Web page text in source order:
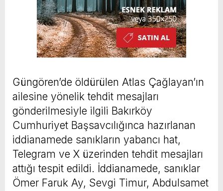
Güngören’de öldürülen Atlas Çağlayan’ın
ailesine yönelik tehdit mesajları
gönderilmesiyle ilgili Bakırköy
Cumhuriyet Başsavcılığınca hazırlanan
iddianamede sanıkların yabancı hat,
Telegram ve X üzerinden tehdit mesajları
attığı tespit edildi. İddianamede, sanıklar
Ömer Faruk Ay, Sevgi Timur, Abdulsamet